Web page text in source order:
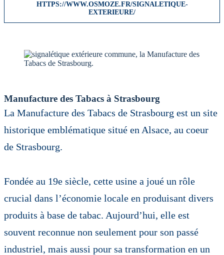
HTTPS://WWW.OSMOZE.FR/SIGNALETIQUE-
EXTERIEURE/
Manufacture des Tabacs à Strasbourg
La Manufacture des Tabacs de Strasbourg est un site
historique emblématique situé en Alsace, au coeur
de Strasbourg.
Fondée au 19e siècle, cette usine a joué un rôle
crucial dans l’économie locale en produisant divers
produits à base de tabac. Aujourd’hui, elle est
souvent reconnue non seulement pour son passé
industriel, mais aussi pour sa transformation en un